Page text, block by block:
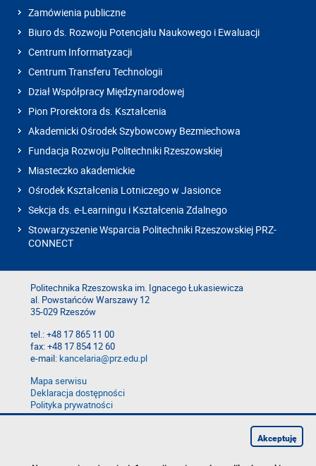
Zamówienia publiczne
Biuro ds. Rozwoju Potencjału Naukowego i Ewaluacji
Centrum Informatyzacji
Centrum Transferu Technologii
Dział Współpracy Międzynarodowej
Pion Prorektora ds. Kształcenia
Akademicki Ośrodek Szybowcowy Bezmiechowa
Fundacja Rozwoju Politechniki Rzeszowskiej
Miasteczko akademickie
Ośrodek Kształcenia Lotniczego w Jasionce
Sekcja ds. e-Learningu i Kształcenia Zdalnego
Stowarzyszenie Wsparcia Politechniki Rzeszowskiej PRZ-
CONNECT
Politechnika Rzeszowska im. Ignacego Łukasiewicza
al. Powstańców Warszawy 12
35-029 Rzeszów
tel.: +48 17 865 11 00
fax: +48 17 854 12 60
e-mail:kancelaria@prz.edu.pl
Mapa serwisu
Deklaracja dostępności
Polityka prywatności
Zgłoś błąd na stronie
Akceptuję